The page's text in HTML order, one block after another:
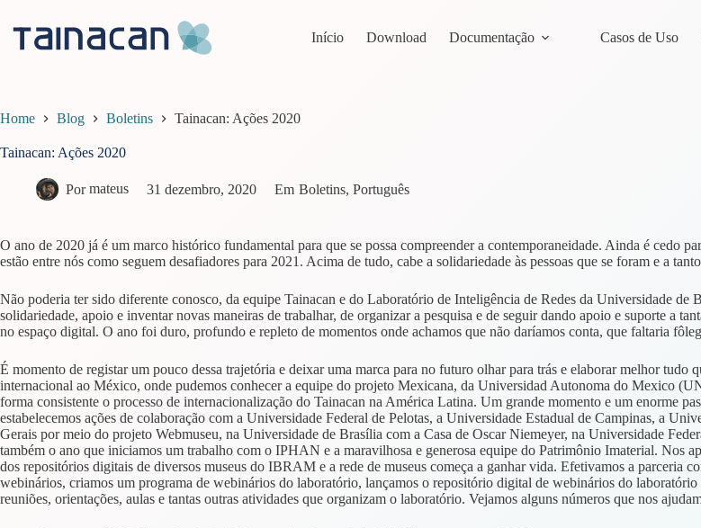
conteúdo
Início Download Documentação Casos de Uso
Home Blog Boletins Tainacan: Ações 2020
Tainacan: Ações 2020
Por mateus 31 dezembro, 2020 Em Boletins, Português
O ano de 2020 já é um marco histórico fundamental para que se possa compreender a contemporaneidade. Ainda é cedo
estão entre nós como seguem desafiadores para 2021. Acima de tudo, cabe a solidariedade às pessoas que se foram e a
Não poderia ter sido diferente conosco, da equipe Tainacan e do Laboratório de Inteligência de Redes da Universidade
solidariedade, apoio e inventar novas maneiras de trabalhar, de organizar a pesquisa e de seguir dando apoio e suporte a
no espaço digital. O ano foi duro, profundo e repleto de momentos onde achamos que não daríamos conta, que faltaria
É momento de registar um pouco dessa trajetória e deixar uma marca para no futuro olhar para trás e elaborar melhor
internacional ao México, onde pudemos conhecer a equipe do projeto Mexicana, da Universidad Autonoma do Mexico
forma consistente o processo de internacionalização do Tainacan na América Latina. Um grande momento e um enorme
estabelecemos ações de colaboração com a Universidade Federal de Pelotas, a Universidade Estadual de Campinas, a
Gerais por meio do projeto Webmuseu, na Universidade de Brasília com a Casa de Oscar Niemeyer, na Universidade
também o ano que iniciamos um trabalho com o IPHAN e a maravilhosa e generosa equipe do Patrimônio Imaterial. Nos
dos repositórios digitais de diversos museus do IBRAM e a rede de museus começa a ganhar vida. Efetivamos a parceria
webinários, criamos um programa de webinários do laboratório, lançamos o repositório digital de webinários do laboratório
reuniões, orientações, aulas e tantas outras atividades que organizam o laboratório. Vejamos alguns números que nos